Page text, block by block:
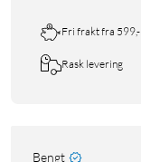
Fri frakt fra 599,-
Rask levering
Bengt